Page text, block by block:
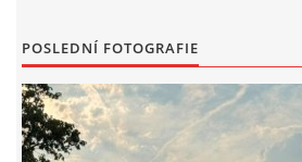
hasicikoterov@email.cz
© 2026 eStránky.cz |RSS WebSlice
Nahoru ↑
POSLEDNÍ FOTOGRAFIE